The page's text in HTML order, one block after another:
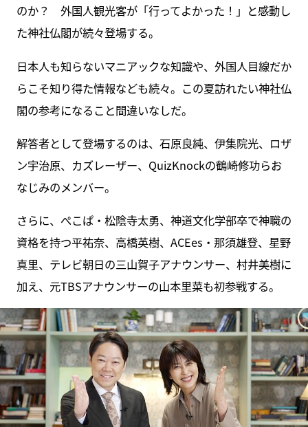
のか？ 外国人観光客が「行ってよかった！」と感動し
た神社仏閣が続々登場する。
日本人も知らないマニアックな知識や、外国人目線だか
らこそ知り得た情報なども続々。この夏訪れたい神社仏
閣の参考になること間違いなしだ。
解答者として登場するのは、石原良純、伊集院光、ロザ
ン宇治原、カズレーザー、QuizKnockの鶴崎修功らお
なじみのメンバー。
さらに、ぺこぱ・松陰寺太勇、神道文化学部卒で神職の
資格を持つ平祐奈、高橋英樹、ACEes・那須雄登、星野
真里、テレビ朝日の三山賀子アナウンサー、村井美樹に
加え、元TBSアナウンサーの山本里菜も初参戦する。